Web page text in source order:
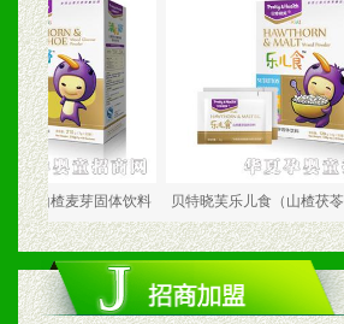
麦芽固体饮料 贝特晓芙乐儿食（山楂茯苓葡萄糖固